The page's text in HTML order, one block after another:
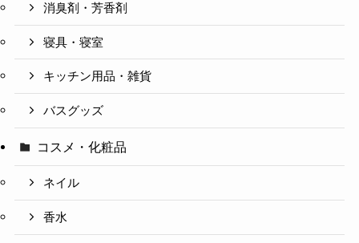
消臭剤・芳香剤
寝具・寝室
キッチン用品・雑貨
バスグッズ
コスメ・化粧品
ネイル
香水